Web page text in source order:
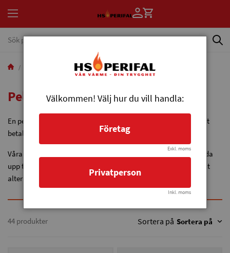
Pelletsbrännare
Pelletsbrännare
En pelletsbrännare av hög kvalitet är en investering som snabbt
betalar igen sig.
Våra pelletsbrännare finns från 20 till 1500 kW, för villor och ända
upp till stora industrifastigheter. Eldning av pellets ett rationellt
alternativ för hus och fastigheter av alla storlekar.
44 produkter Sortera på Sortera på
Välkommen! Välj hur du vill handla:
Företag
Exkl. moms
Privatperson
Inkl. moms